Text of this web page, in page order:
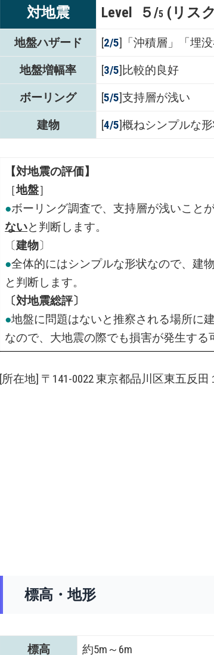
対地震 Level ５/5 (リス
地盤ハザード [2/5]「沖積層」「埋
地盤増幅率
[3/5]比較的良好
ボーリング
[5/5]支持層が浅い
建物
[4/5]概ねシンプルな
【対地震の評価】
［地盤］
●ボーリング調査で、支持層が浅いこと
ないと判断します。
〔建物〕
●全体的にはシンプルな形状なので、建
と判断します。
〔対地震総評〕
●地盤に問題はないと推察される場所に
なので、大地震の際でも損害が発生する
[所在地] 〒141-0022 東京都品川区東五反田
標高・地形
標高 約5m～6m